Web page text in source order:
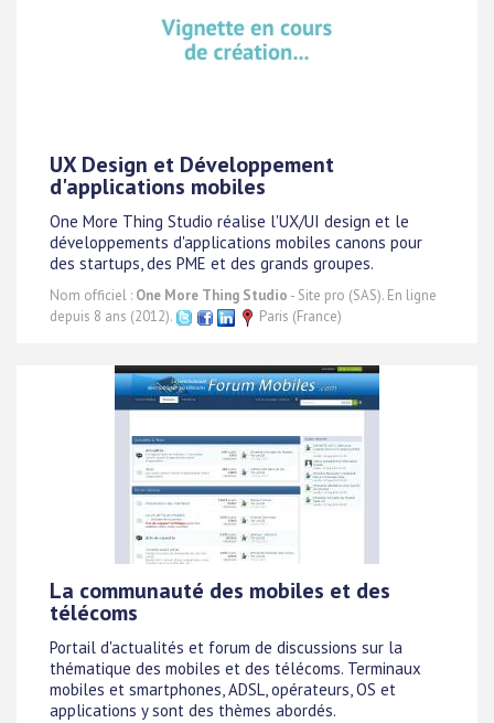
UX Design et Développement
d'applications mobiles
One More Thing Studio réalise l'UX/UI design et le
développements d'applications mobiles canons pour
des startups, des PME et des grands groupes.
Nom officiel : One More Thing Studio - Site pro (SAS). En ligne
depuis 8 ans (2012).
Paris (France)
La communauté des mobiles et des
télécoms
Portail d'actualités et forum de discussions sur la
thématique des mobiles et des télécoms. Terminaux
mobiles et smartphones, ADSL, opérateurs, OS et
applications y sont des thèmes abordés.